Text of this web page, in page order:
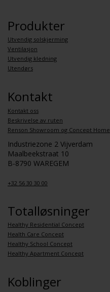
Produkter
Utvendig solskjerming
Ventilasjon
Utvendig kledning
Utendørs
Kontakt
Kontakt oss
Beskrivelse av ruten
Renson Showroom og Concept Home
Industriezone 2 Vijverdam
Maalbeekstraat 10
B-8790 WAREGEM
+32 56 30 30 00
Totalløsninger
Healthy Residential Concept
Health Care Concept
Healthy School Concept
Healthy Apartment Concept
Koblinger